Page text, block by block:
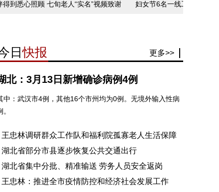
悉心照顾 七旬老人“实名”视频致谢 妇女节6名一线工作者讲述抗疫
日快报 更多>>
北：3月13日新增确诊病例4例
中：武汉市4例，其他16个市州均为0例。无境外输入性病
。
王忠林调研群众工作队和福利院孤寡老人生活保障
湖北省部分市县逐步恢复公共交通出行
湖北省集中分批、精准输送 劳务人员安全返岗
王忠林：推进全市疫情防控和经济社会发展工作